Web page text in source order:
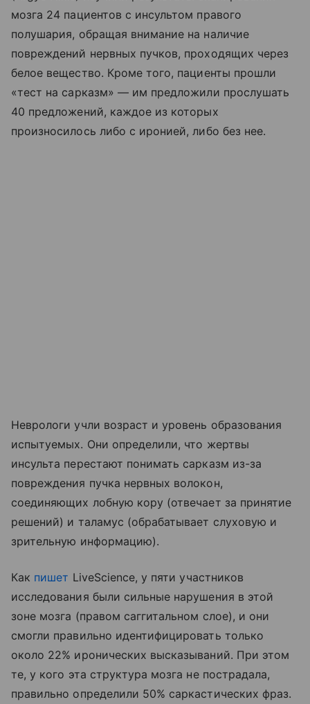
мозга 24 пациентов с инсультом правого
полушария, обращая внимание на наличие
повреждений нервных пучков, проходящих через
белое вещество. Кроме того, пациенты прошли
«тест на сарказм» — им предложили прослушать
40 предложений, каждое из которых
произносилось либо с иронией, либо без нее.
Неврологи учли возраст и уровень образования
испытуемых. Они определили, что жертвы
инсульта перестают понимать сарказм из-за
повреждения пучка нервных волокон,
соединяющих лобную кору (отвечает за принятие
решений) и таламус (обрабатывает слуховую и
зрительную информацию).
Как пишет LiveScience, у пяти участников
исследования были сильные нарушения в этой
зоне мозга (правом саггитальном слое), и они
смогли правильно идентифицировать только
около 22% иронических высказываний. При этом
те, у кого эта структура мозга не пострадала,
правильно определили 50% саркастических фраз.